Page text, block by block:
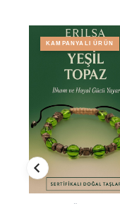
KAMPANYALI ÜRÜN